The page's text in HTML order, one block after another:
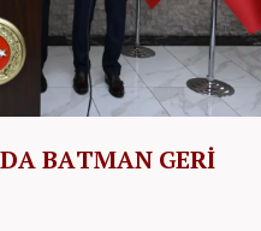
BATMAN GERİ